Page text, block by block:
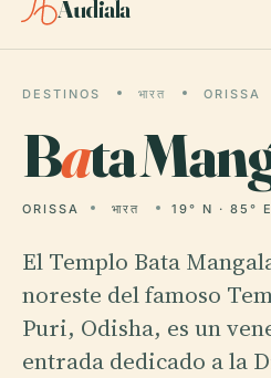
Audiala
DESTINOS भारत ORISSA
Bata
ORISSA भारत 19° N · 85° E
El Templo Bata
noreste del famoso
Puri, Odisha, es un
entrada dedicado a la